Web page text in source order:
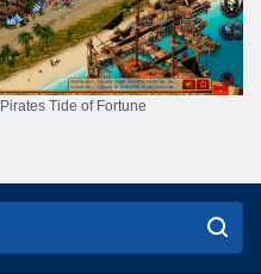
Pirates Tide of Fortune